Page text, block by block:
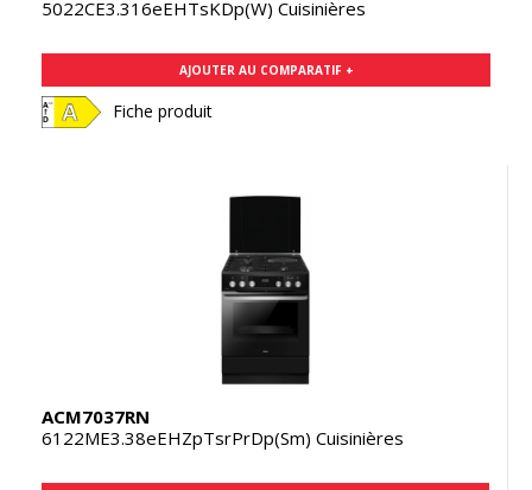
5022CE3.316eEHTsKDp(W) Cuisinières
AJOUTER AU COMPARATIF +
Fiche produit
ACM7037RN
6122ME3.38eEHZpTsrPrDp(Sm) Cuisinières